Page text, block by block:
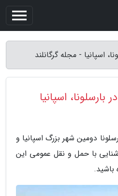
اسپانیا - مجله گرگانلند
اسپانیا
دومین شهر بزرگ اسپانیا و
با حمل و نقل عمومی این
باشید.